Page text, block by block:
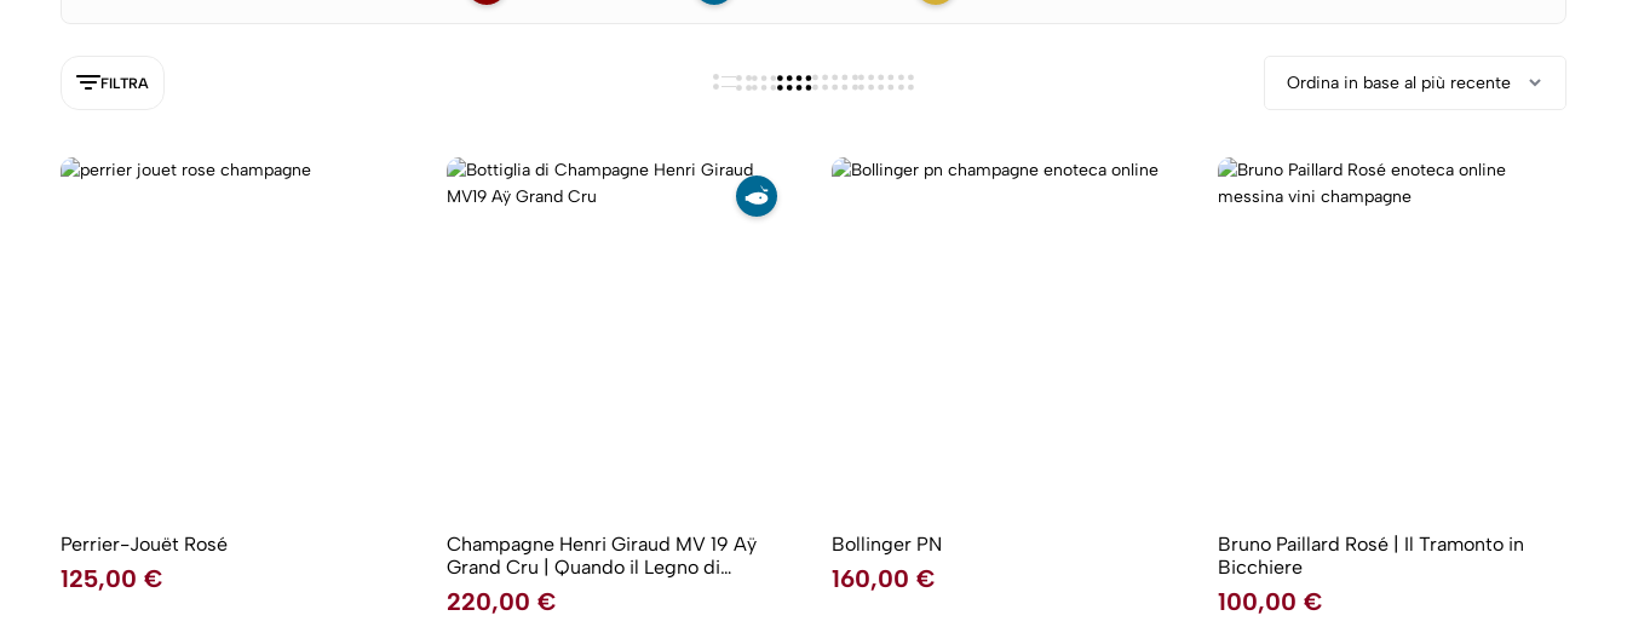
FILTRA
Perrier-Jouët Rosé
125,00 €
Champagne Henri Giraud MV 19 Aÿ
Grand Cru | Quando il Legno di
Argonne Incontra il Pinot Nero della
Côte des Blancs
220,00 €
Bollinger PN
160,00 €
Bruno Paillard Rosé | Il Tramonto in
Bicchiere
100,00 €